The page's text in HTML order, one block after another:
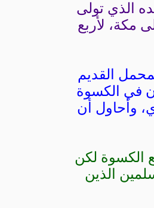
الذي تولى
مكة، لأربع
القديم
في الكسوة
وأحاول أن
الكسوة لكن
الذين